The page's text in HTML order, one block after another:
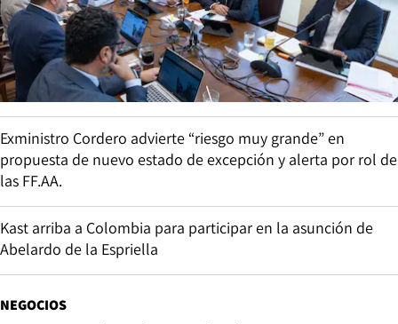
Exministro Cordero advierte “riesgo muy grande” en
propuesta de nuevo estado de excepción y alerta por rol de
las FF.AA.
Kast arriba a Colombia para participar en la asunción de
Abelardo de la Espriella
NEGOCIOS